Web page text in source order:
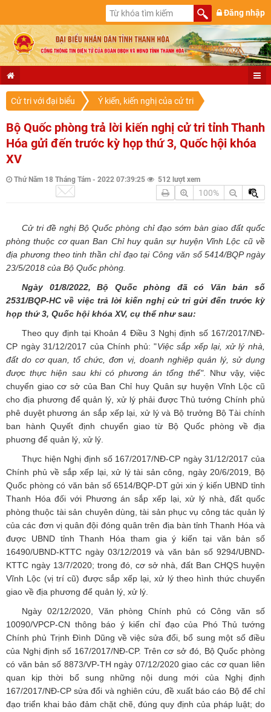
Đăng nhập
Cử tri với đại biểu Ý kiến, kiến nghị của cử tri
Bộ Quốc phòng trả lời kiến nghị cử tri tỉnh Thanh
Hóa gửi đến trước kỳ họp thứ 3, Quốc hội khóa
XV
Thứ Năm 18 Tháng Tám - 2022 07:39:25 512 lượt xem
100%
Cử tri đề nghị Bộ Quốc phòng chỉ đạo sớm bàn giao đất quốc
phòng thuộc cơ quan Ban Chỉ huy quân sự huyện Vĩnh Lộc cũ về
địa phương theo tinh thần chỉ đạo tại Công văn số 5414/BQP ngày
23/5/2018 của Bộ Quốc phòng.
Ngày 01/8/2022, Bộ Quốc phòng đã có Văn bản số
2531/BQP-HC về việc trả lời kiến nghị cử tri gửi đến trước kỳ
họp thứ 3, Quốc hội khóa XV, cụ thể như sau:
Theo quy định tại Khoản 4 Điều 3 Nghị định số 167/2017/NĐ-
CP ngày 31/12/2017 của Chính phủ: "Việc sắp xếp lại, xử lý nhà,
đất do cơ quan, tổ chức, đơn vị, doanh nghiệp quản lý, sử dụng
được thực hiện sau khi có phương án tổng thể". Như vậy, việc
chuyển giao cơ sở của Ban Chỉ huy Quân sự huyện Vĩnh Lộc cũ
cho địa phương để quản lý, xử lý phải được Thủ tướng Chính phủ
phê duyệt phương án sắp xếp lại, xử lý và Bộ trưởng Bộ Tài chính
ban hành Quyết định chuyển giao từ Bộ Quốc phòng về địa
phuơng để quản lý, xử lý.
Thực hiện Nghị định số 167/2017/NĐ-CP ngày 31/12/2017 của
Chính phủ về sắp xếp lại, xử lý tài sản công, ngày 20/6/2019, Bộ
Quốc phòng có văn bản số 6514/BQP-DT gửi xin ý kiến UBND tỉnh
Thanh Hóa đối với Phương án sắp xếp lại, xử lý nhà, đất quốc
phòng thuộc tài sản chuyên dùng, tài sản phục vụ công tác quản lý
của các đơn vị quân đội đóng quân trên địa bàn tỉnh Thanh Hóa và
được UBND tỉnh Thanh Hóa tham gia ý kiến tại văn bản số
16490/UBND-KTTC ngày 03/12/2019 và văn bản số 9294/UBND-
KTTC ngày 13/7/2020; trong đó, cơ sở nhà, đất Ban CHQS huyện
Vĩnh Lộc (vị trí cũ) được sắp xếp lại, xử lý theo hình thức chuyển
giao về địa phương để quản lý, xử lý.
Ngày 02/12/2020, Văn phòng Chính phủ có Công văn số
10090/VPCP-CN thông báo ý kiến chỉ đạo của Phó Thủ tướng
Chính phủ Trịnh Đình Dũng về việc sửa đổi, bổ sung một số điều
của Nghị định số 167/2017/NĐ-CP. Trên cơ sở đó, Bộ Quốc phòng
có văn bản số 8873/VP-TH ngày 07/12/2020 giao các cơ quan liên
quan kịp thời bổ sung những nội dung mới của Nghị định
167/2017/NĐ-CP sửa đổi và nghiên cứu, đề xuất báo cáo Bộ để chỉ
đạo triển khai bảo đảm chặt chẽ, đúng quy định của pháp luật; do